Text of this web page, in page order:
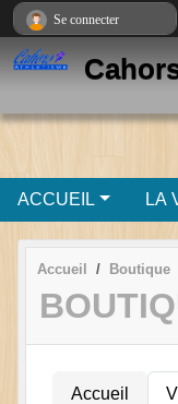
ACCUEIL LA
Accueil Boutique
Accueil
Se connecter
Panneau de gestion